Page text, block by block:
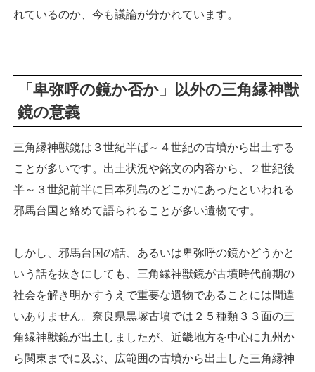
れているのか、今も議論が分かれています。
「卑弥呼の鏡か否か」以外の三角縁神獣
鏡の意義
三角縁神獣鏡は３世紀半ば～４世紀の古墳から出土する
ことが多いです。出土状況や銘文の内容から、２世紀後
半～３世紀前半に日本列島のどこかにあったといわれる
邪馬台国と絡めて語られることが多い遺物です。
しかし、邪馬台国の話、あるいは卑弥呼の鏡かどうかと
いう話を抜きにしても、三角縁神獣鏡が古墳時代前期の
社会を解き明かすうえで重要な遺物であることには間違
いありません。奈良県黒塚古墳では２５種類３３面の三
角縁神獣鏡が出土しましたが、近畿地方を中心に九州か
ら関東までに及ぶ、広範囲の古墳から出土した三角縁神